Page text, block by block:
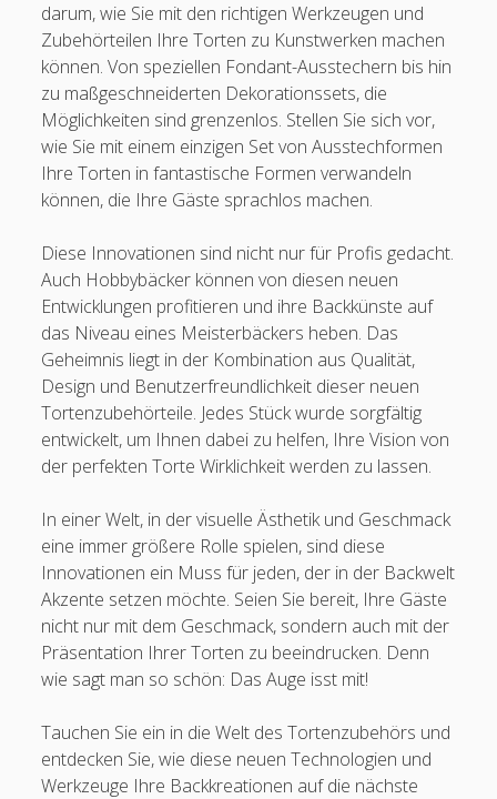
darum, wie Sie mit den richtigen Werkzeugen und
Zubehörteilen Ihre Torten zu Kunstwerken machen
können. Von speziellen Fondant-Ausstechern bis hin
zu maßgeschneiderten Dekorationssets, die
Möglichkeiten sind grenzenlos. Stellen Sie sich vor,
wie Sie mit einem einzigen Set von Ausstechformen
Ihre Torten in fantastische Formen verwandeln
können, die Ihre Gäste sprachlos machen.
Diese Innovationen sind nicht nur für Profis gedacht.
Auch Hobbybäcker können von diesen neuen
Entwicklungen profitieren und ihre Backkünste auf
das Niveau eines Meisterbäckers heben. Das
Geheimnis liegt in der Kombination aus Qualität,
Design und Benutzerfreundlichkeit dieser neuen
Tortenzubehörteile. Jedes Stück wurde sorgfältig
entwickelt, um Ihnen dabei zu helfen, Ihre Vision von
der perfekten Torte Wirklichkeit werden zu lassen.
In einer Welt, in der visuelle Ästhetik und Geschmack
eine immer größere Rolle spielen, sind diese
Innovationen ein Muss für jeden, der in der Backwelt
Akzente setzen möchte. Seien Sie bereit, Ihre Gäste
nicht nur mit dem Geschmack, sondern auch mit der
Präsentation Ihrer Torten zu beeindrucken. Denn
wie sagt man so schön: Das Auge isst mit!
Tauchen Sie ein in die Welt des Tortenzubehörs und
entdecken Sie, wie diese neuen Technologien und
Werkzeuge Ihre Backkreationen auf die nächste